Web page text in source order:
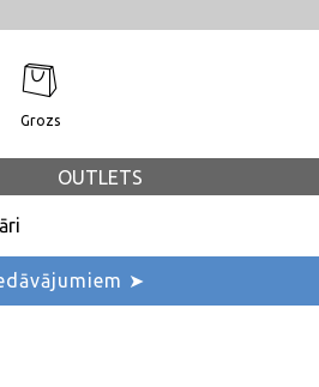
Grozs
OUTLETS
➤